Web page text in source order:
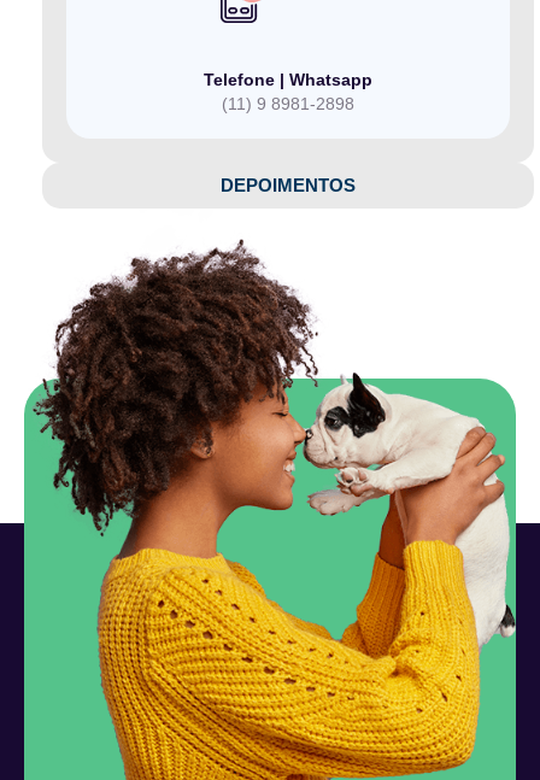
Telefone | Whatsapp
(11) 9 8981-2898
DEPOIMENTOS​